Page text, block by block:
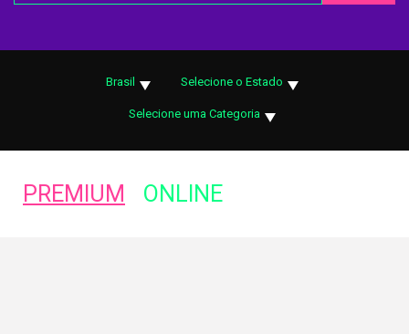
Brasil Selecione o Estado
Selecione uma Categoria
PREMIUM ONLINE